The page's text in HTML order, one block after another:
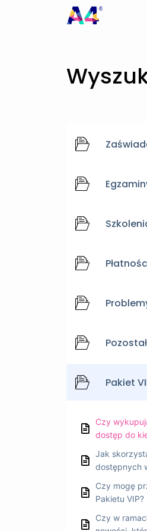
Pakiet
Czy
dostęp do
Jak
dostępnych
Czy mogę
Pakietu VIP?
Czy w